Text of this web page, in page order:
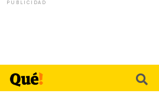
PUBLICIDAD